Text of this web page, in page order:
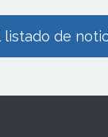
listado de